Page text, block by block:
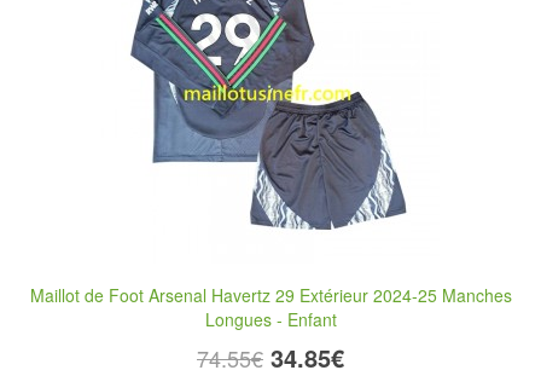
Maillot de Foot Arsenal Havertz 29 Extérieur 2024-25 Manches
Longues - Enfant
74.55€ 34.85€